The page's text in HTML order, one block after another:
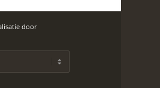
door